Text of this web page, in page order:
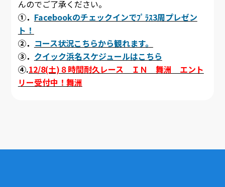
んのでご了承ください。
①． Facebookのチェックインでﾌﾟﾗｽ3周プレゼン
ト！
②． コース状況こちらから観れます。
③． クイック浜名スケジュールはこちら
④.12/8(土)８時間耐久レース ＩＮ 舞洲 エント
リー受付中！舞洲